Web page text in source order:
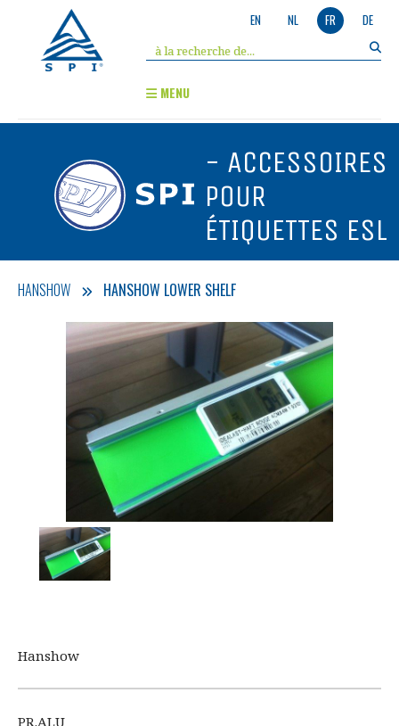
EN NL FR DE
MENU
- ACCESSOIRES
POUR
ÉTIQUETTES ESL
HANSHOW HANSHOW LOWER SHELF
Hanshow
PR.ALU